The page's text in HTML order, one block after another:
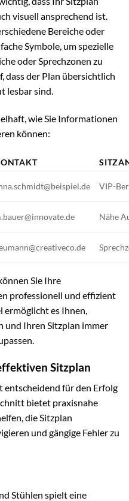
visuell ansprechend ist.
Bereiche oder
Symbole, um spezielle
oder Sprechzonen zu
dass der Plan übersichtlich
lesbar sind.
wie Sie Informationen
können:
VIP-
Nähe
Sie Ihre
professionell und effizient
es Ihnen,
und Ihren Sitzplan immer
Sitzplan
entscheidend für den Erfolg
bietet praxisnahe
die Sitzplan
und gängige Fehler zu
Stühlen spielt eine